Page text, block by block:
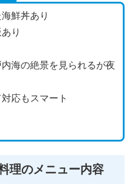
鮮丼あり
り
海の絶景を見られるが夜
応もスマート
理のメニュー内容